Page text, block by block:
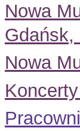
Nowa
Gdańsk,
Nowa